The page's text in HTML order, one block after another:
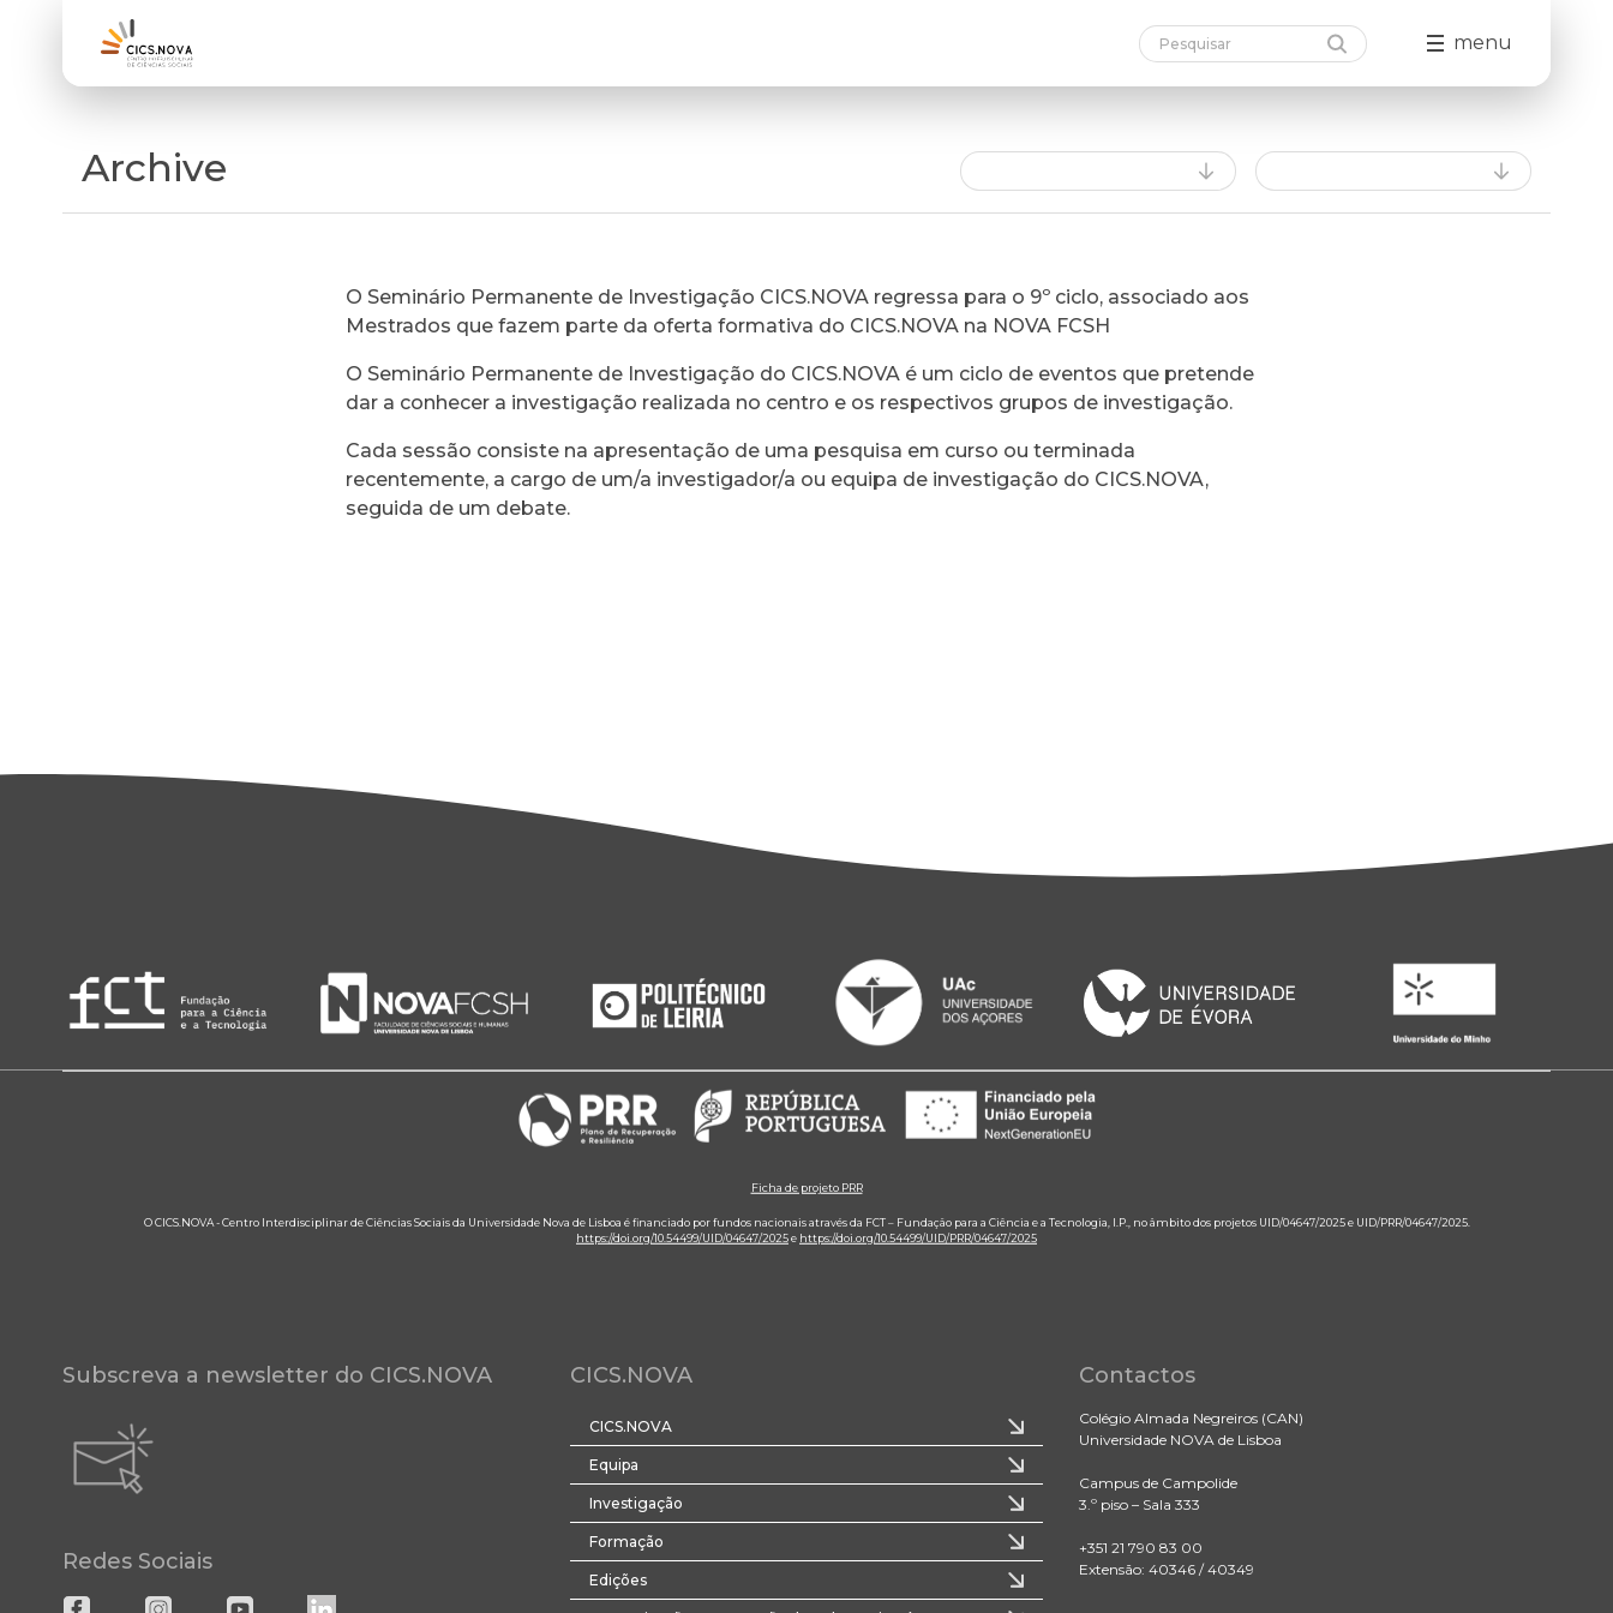
menu
Archive
O Seminário Permanente de Investigação CICS.NOVA regressa para o 9º ciclo, associado aos
Mestrados que fazem parte da oferta formativa do CICS.NOVA na NOVA FCSH
O Seminário Permanente de Investigação do CICS.NOVA é um ciclo de eventos que pretende
dar a conhecer a investigação realizada no centro e os respectivos grupos de investigação.
Cada sessão consiste na apresentação de uma pesquisa em curso ou terminada
recentemente, a cargo de um/a investigador/a ou equipa de investigação do CICS.NOVA,
seguida de um debate.
Ficha de projeto PRR
O CICS.NOVA - Centro Interdisciplinar de Ciências Sociais da Universidade Nova de Lisboa é financiado por fundos nacionais através da FCT – Fundação para a Ciência e a Tecnologia, I.P., no âmbito dos projetos UID/04647/2025 e UID/PRR/04647/2025.
https://doi.org/10.54499/UID/04647/2025e https://doi.org/10.54499/UID/PRR/04647/2025
Subscreva a newsletter do CICS.NOVA
Redes Sociais
CICS.NOVA
CICS.NOVA
Equipa
Investigação
Formação
Edições
Contactos
Colégio Almada Negreiros (CAN)
Universidade NOVA de Lisboa
Campus de Campolide
3.º piso – Sala 333
+351 21 790 83 00
Extensão: 40346 / 40349